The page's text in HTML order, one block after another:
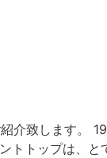
致します。
トップは、と